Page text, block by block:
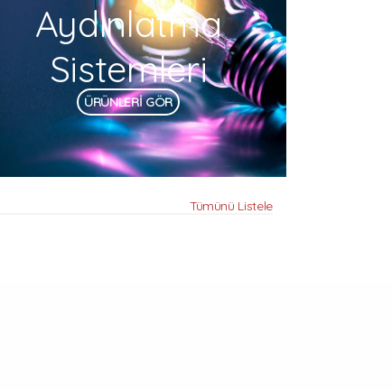
Aydınlatma
Sistemleri
ÜRÜNLERİ GÖR
Tümünü Listele